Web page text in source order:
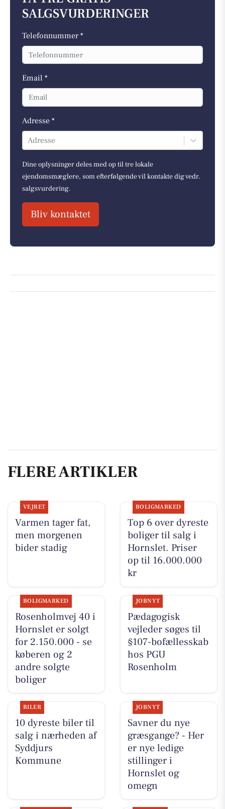
SALGSVURDERINGER
Telefonnummer *
Email *
Adresse *
Adresse
Dine oplysninger deles med op til tre lokale
ejendomsmæglere, som efterfølgende vil kontakte dig vedr.
salgsvurdering.
Bliv kontaktet
FLERE ARTIKLER
VEJRET
Varmen tager fat,
men morgenen
bider stadig
BOLIGMARKED
Top 6 over dyreste
boliger til salg i
Hornslet. Priser
op til 16.000.000
kr
BOLIGMARKED
Rosenholmvej 40 i
Hornslet er solgt
for 2.150.000 - se
køberen og 2
andre solgte
boliger
JOBNYT
Pædagogisk
vejleder søges til
§107-bofællesskab
hos PGU
Rosenholm
BILER
10 dyreste biler til
salg i nærheden af
Syddjurs
Kommune
JOBNYT
Savner du nye
græsgange? - Her
er nye ledige
stillinger i
Hornslet og
omegn